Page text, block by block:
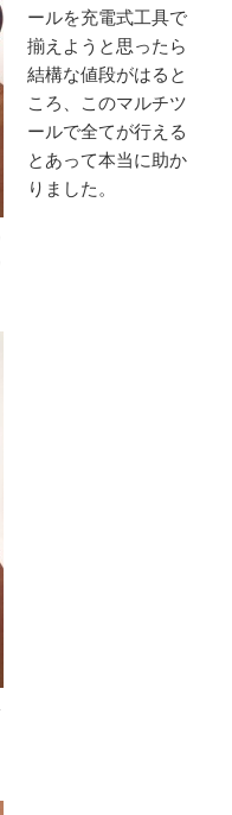
ールを充電式工具で
揃えようと思ったら
結構な値段がはると
ころ、このマルチツ
ールで全てが行える
とあって本当に助か
りました。